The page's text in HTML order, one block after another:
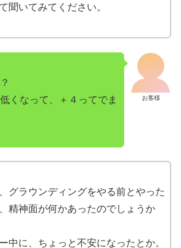
聞いてみてください。
お客様
くなって、＋４ってでま
グラウンディングをやる前とやった
精神面が何かあったのでしょうか
中に、ちょっと不安になったとか。